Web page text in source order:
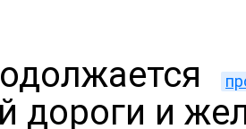
дороги и